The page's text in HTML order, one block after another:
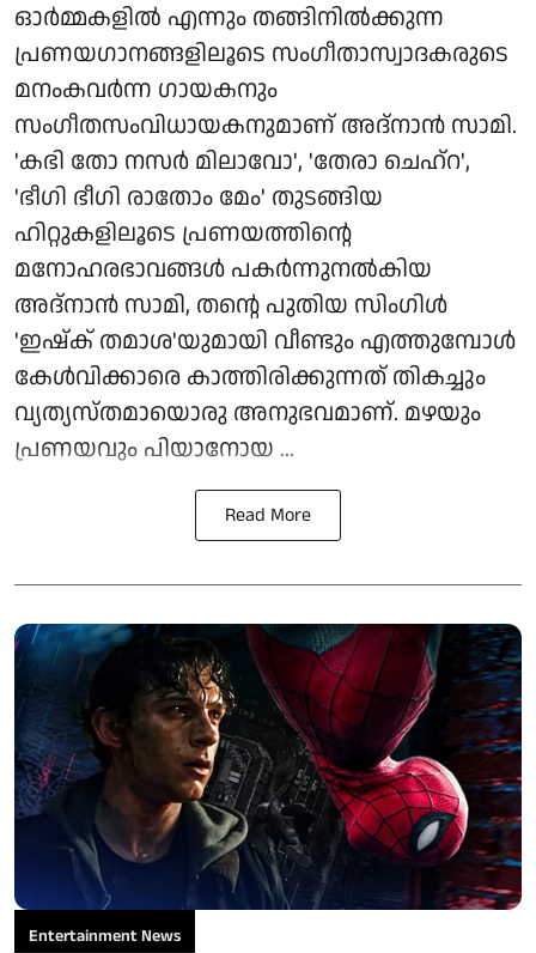
ഓർമ്മകളിൽ എന്നും തങ്ങിനിൽക്കുന്ന
പ്രണയഗാനങ്ങളിലൂടെ സംഗീതാസ്വാദകരുടെ
മനംകവർന്ന ഗായകനും
സംഗീതസംവിധായകനുമാണ് അദ്നാൻ സാമി.
'കഭി തോ നസർ മിലാവോ', 'തേരാ ചെഹ്റ',
'ഭീഗി ഭീഗി രാതോം മേം' തുടങ്ങിയ
ഹിറ്റുകളിലൂടെ പ്രണയത്തിന്റെ
മനോഹരഭാവങ്ങൾ പകർന്നുനൽകിയ
അദ്നാൻ സാമി, തന്റെ പുതിയ സിംഗിൾ
'ഇഷ്ക് തമാശ'യുമായി വീണ്ടും എത്തുമ്പോൾ
കേൾവിക്കാരെ കാത്തിരിക്കുന്നത് തികച്ചും
വ്യത്യസ്തമായൊരു അനുഭവമാണ്. മഴയും
പ്രണയവും പിയാനോയ ...
Read More
Entertainment News